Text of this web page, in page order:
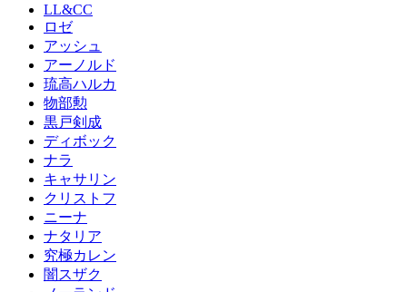
LL&CC
ロゼ
アッシュ
アーノルド
琉高ハルカ
物部勲
黒戸剣成
ディボック
ナラ
キャサリン
クリストフ
ニーナ
ナタリア
究極カレン
闇スザク